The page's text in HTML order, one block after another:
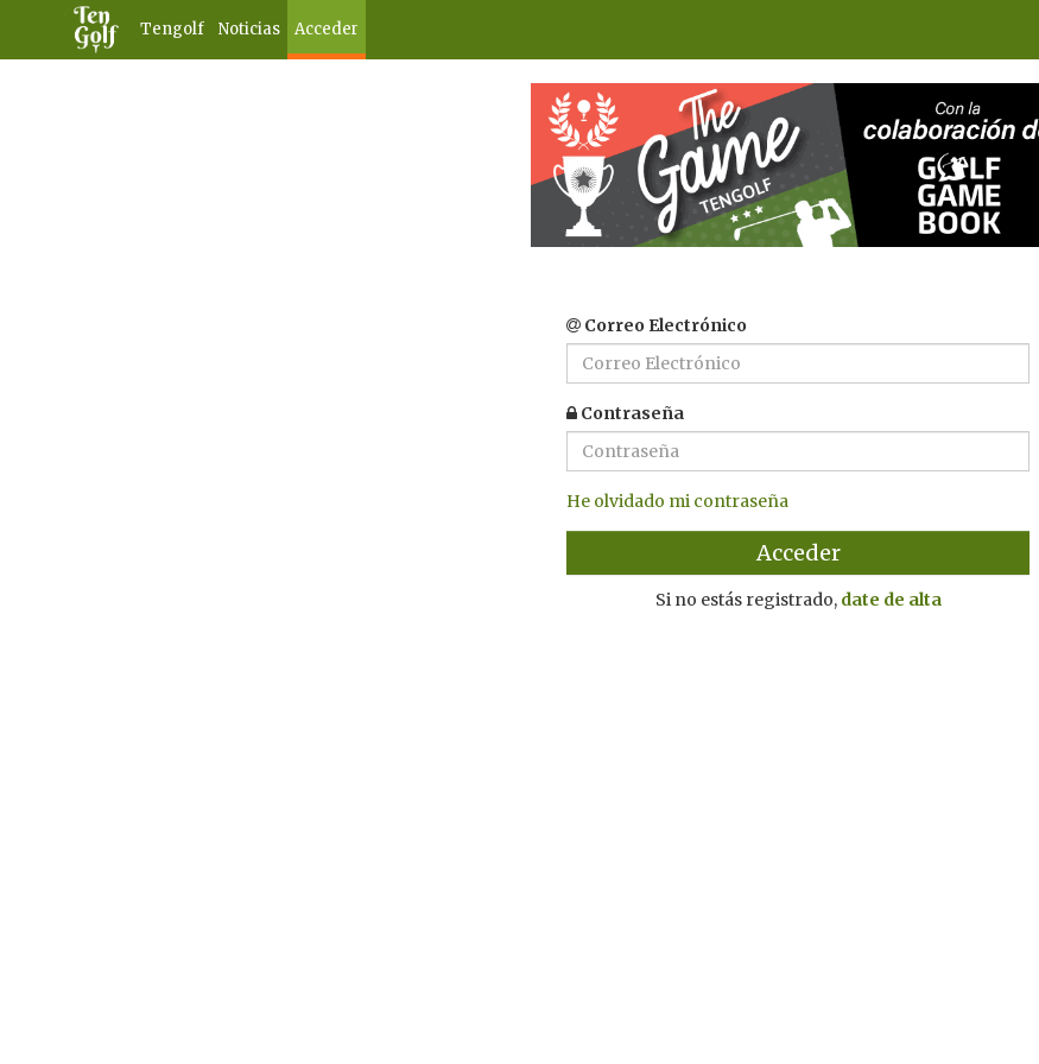
Tengolf Noticias Acceder
Correo Electrónico
Contraseña
He olvidado mi contraseña
Si no estás registrado, date de alta